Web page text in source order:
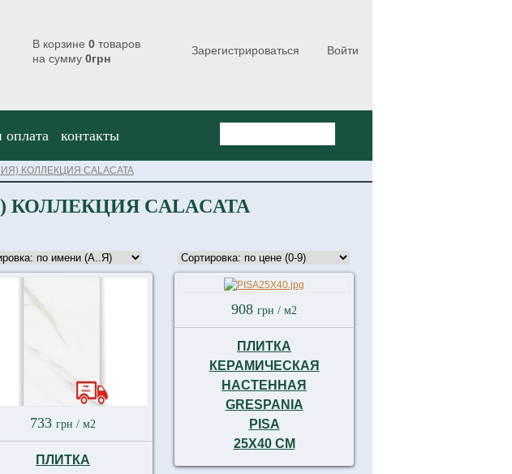
В корзине 0 товаров
на сумму 0грн
Зарегистрироваться Войти
оплата контакты
КОЛЛЕКЦИЯ CALACATA
КОЛЛЕКЦИЯ CALACATA
733 грн / м2
ПЛИТКА
908 грн / м2
ПЛИТКА
КЕРАМИЧЕСКАЯ
НАСТЕННАЯ
GRESPANIA
PISA
25X40 СМ